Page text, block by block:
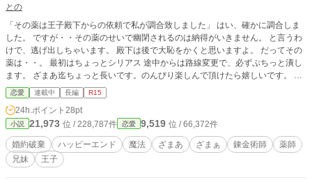
との
「その薬は王子殿下からの依頼で私が調合致しました」 はい、確かに調合しま
した。 ですが・・その薬のせいで幽閉されるのは納得がいきません。 と言うわ
けで、逃げ出しちゃいます。 殿下は後で大恥をかくと思いますよ。 だってその
薬は・・。 最初はちょっとシリアス 途中からは路線変更で、必ずぷちっと潰し
ます。 ざまあ迄ちょっと長いです。のんびり楽しんで頂けたら嬉しいです。 精
霊・妖精・女神？・悪魔・・てんこ盛りで、勿論定番のフェンリルも 「うーん
とね、ぼーってしがでりゅ」 「まっまじか、もしかしてだけど火が出る？」
「うん。でもちょっとこあいの」 ーーーーーー ゆるふわの中世ヨーロッパ、幻
の国の設定です。 長編に変更しました。 Ｒ15は念の為・・
恋愛 連載中 長編 R15
24h.ポイント 28pt
小説 21,973 位 / 228,787件 恋愛 9,519 位 / 66,372件
婚約破棄 ハッピーエンド 魔法 ざまあ ざまぁ 錬金術師
薬師
兄妹
王子